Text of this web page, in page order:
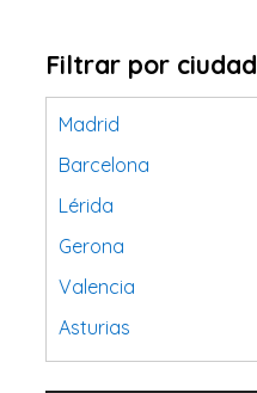
Filtrar por ciudad
Madrid
Barcelona
Lérida
Gerona
Valencia
Asturias
Tarragona